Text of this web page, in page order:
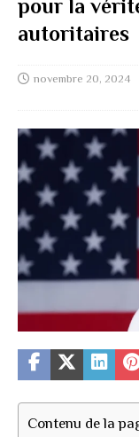
pour la
autoritaires
novembre 20, 2024
Contenu de la